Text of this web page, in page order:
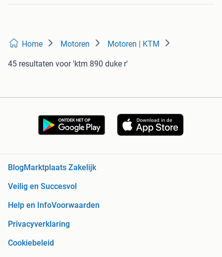
Home Motoren Motoren | KTM
45 resultaten voor 'ktm 890 duke r'
BlogMarktplaats Zakelijk
Veilig en Succesvol
Help en InfoVoorwaarden
Privacyverklaring
Cookiebeleid